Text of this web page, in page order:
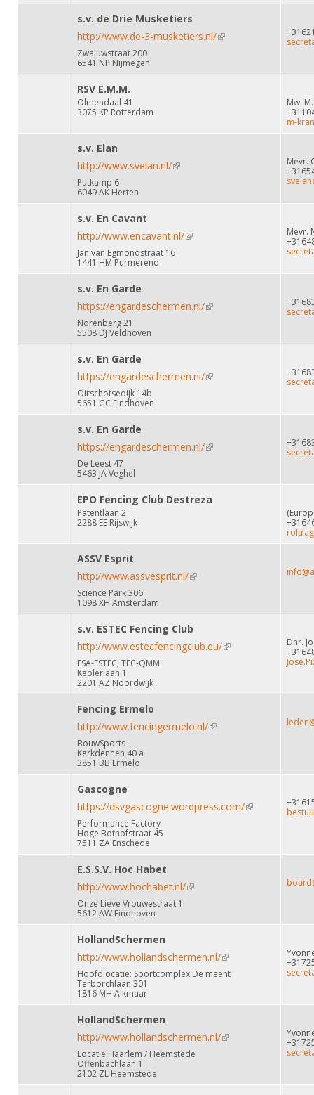
s.v. de Drie Musketiers
http://www.de-3-musketiers.nl/(link is external)
Zwaluwstraat 200
6541 NP Nijmegen
RSV E.M.M.
Olmendaal 41
3075 KP Rotterdam
Mw.
m-
s.v. Elan
http://www.svelan.nl/(link is external)
Putkamp 6
6049 AK Herten
Mevr.
s.v. En Cavant
http://www.encavant.nl/(link is external)
Jan van Egmondstraat 16
1441 HM Purmerend
Mevr.
s.v. En Garde
https://engardeschermen.nl/(link is external)
Norenberg 21
5508 DJ Veldhoven
s.v. En Garde
https://engardeschermen.nl/(link is external)
Oirschotsedijk 14b
5651 GC Eindhoven
s.v. En Garde
https://engardeschermen.nl/(link is external)
De Leest 47
5463 JA Veghel
EPO Fencing Club Destreza
Patentlaan 2
2288 EE Rijswijk
ASSV Esprit
http://www.assvesprit.nl/(link is external)
Science Park 306
1098 XH Amsterdam
s.v. ESTEC Fencing Club
http://www.estecfencingclub.eu/(link is external)
ESA-ESTEC, TEC-QMM
Keplerlaan 1
2201 AZ Noordwijk
Dhr.
Fencing Ermelo
http://www.fencingermelo.nl/(link is external)
BouwSports
Kerkdennen 40 a
3851 BB Ermelo
Gascogne
https://dsvgascogne.wordpress.com/(link is
Performance Factory
Hoge Bothofstraat 45
7511 ZA Enschede
E.S.S.V. Hoc Habet
http://www.hochabet.nl/(link is external)
Onze Lieve Vrouwestraat 1
5612 AW Eindhoven
HollandSchermen
http://www.hollandschermen.nl/(link is external)
Hoofdlocatie: Sportcomplex De meent
Terborchlaan 301
1816 MH Alkmaar
HollandSchermen
http://www.hollandschermen.nl/(link is external)
Locatie Haarlem / Heemstede
Offenbachlaan 1
2102 ZL Heemstede